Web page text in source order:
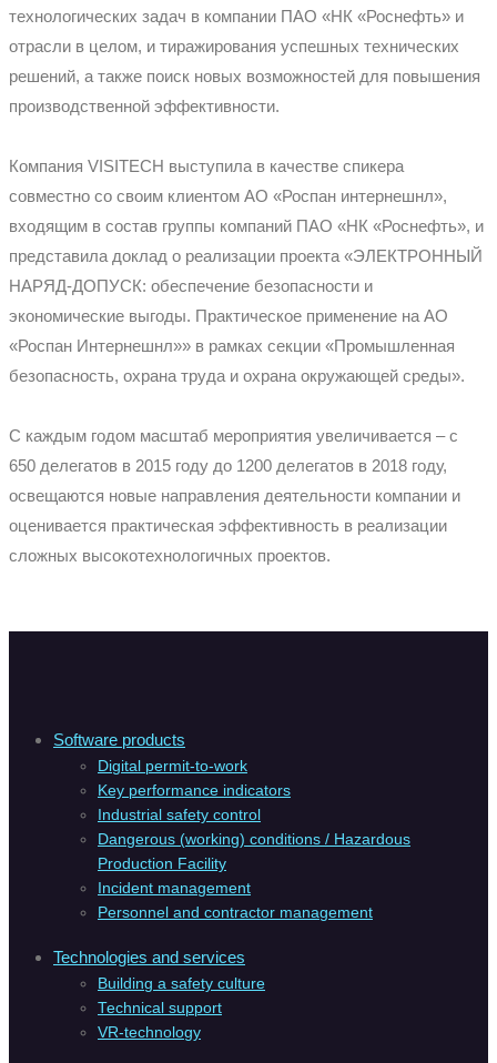
технологических задач в компании ПАО «НК «Роснефть» и
отрасли в целом, и тиражирования успешных технических
решений, а также поиск новых возможностей для повышения
производственной эффективности.
Компания VISITECH выступила в качестве спикера
совместно со своим клиентом АО «Роспан интернешнл»,
входящим в состав группы компаний ПАО «НК «Роснефть», и
представила доклад о реализации проекта «ЭЛЕКТРОННЫЙ
НАРЯД-ДОПУСК: обеспечение безопасности и
экономические выгоды. Практическое применение на АО
«Роспан Интернешнл»» в рамках секции «Промышленная
безопасность, охрана труда и охрана окружающей среды».
С каждым годом масштаб мероприятия увеличивается – с
650 делегатов в 2015 году до 1200 делегатов в 2018 году,
освещаются новые направления деятельности компании и
оценивается практическая эффективность в реализации
сложных высокотехнологичных проектов.
Software products
Digital permit-to-work
Key performance indicators
Industrial safety control
Dangerous (working) conditions / Hazardous
Production Facility
Incident management
Personnel and contractor management
Technologies and services
Building a safety culture
Technical support
VR-technology